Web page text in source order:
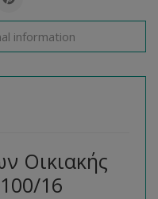
information
Οικιακής
16